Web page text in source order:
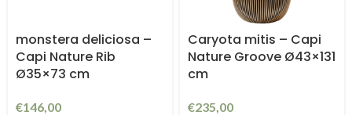
monstera deliciosa –
Capi Nature Rib
Ø35×73 cm
€146,00
Caryota mitis – Capi
Nature Groove Ø43×131
cm
€235,00